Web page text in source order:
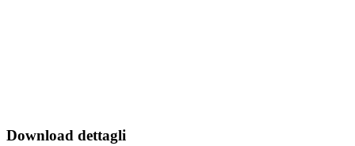
Download dettagli